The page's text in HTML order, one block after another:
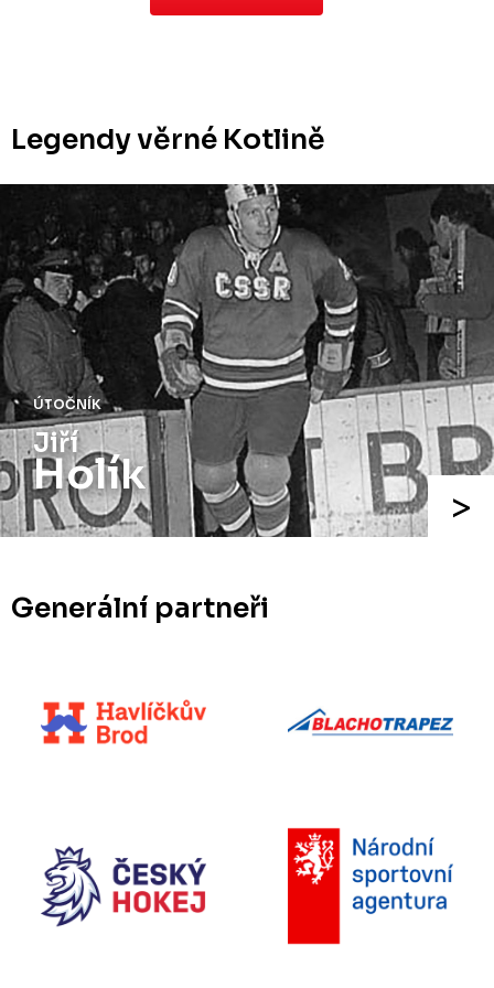
Legendy věrné Kotlině
ÚTOČNÍK
Jiří
Holík
Generální partneři